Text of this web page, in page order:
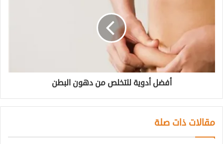
أفضل أدوية للتخلص من دهون البطن
مقالات ذات صلة